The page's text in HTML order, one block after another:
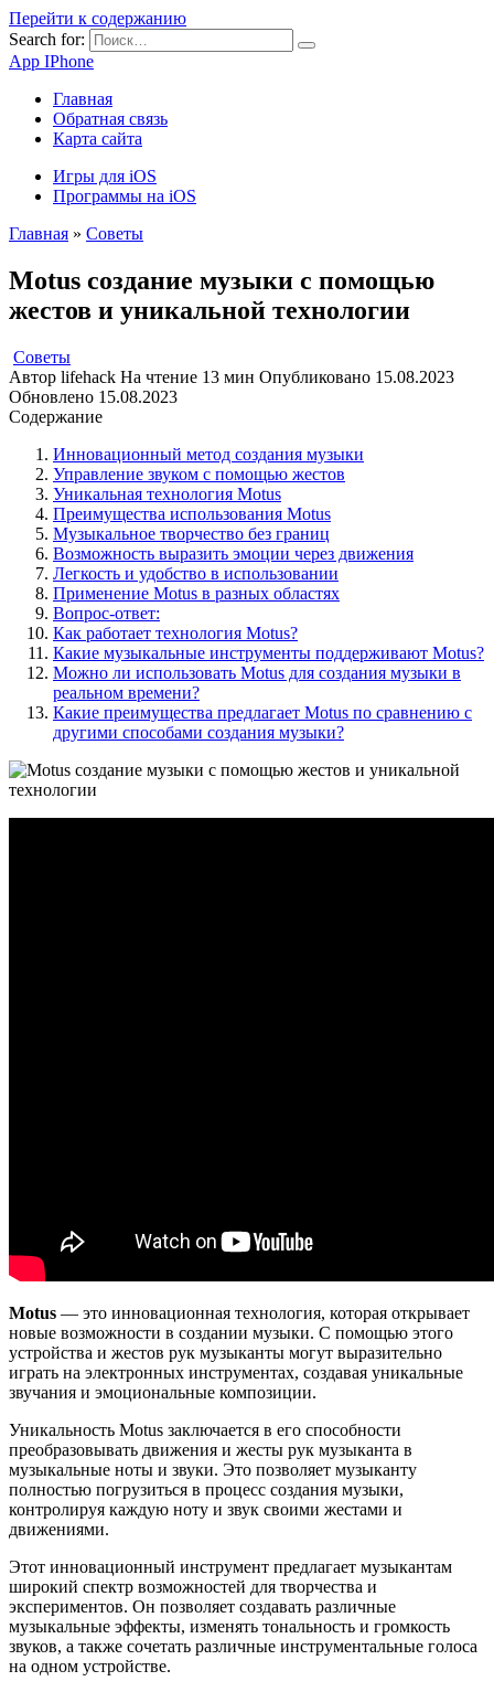
Перейти к содержанию
Search for:
App IPhone
Главная
Обратная связь
Карта сайта
Игры для iOS
Программы на iOS
Главная » Советы
Motus создание музыки с помощью
жестов и уникальной технологии
Советы
Автор lifehack На чтение 13 мин Опубликовано 15.08.2023
Обновлено 15.08.2023
Содержание
Инновационный метод создания музыки
Управление звуком с помощью жестов
Уникальная технология Motus
Преимущества использования Motus
Музыкальное творчество без границ
Возможность выразить эмоции через движения
Легкость и удобство в использовании
Применение Motus в разных областях
Вопрос-ответ:
Как работает технология Motus?
Какие музыкальные инструменты поддерживают Motus?
Можно ли использовать Motus для создания музыки в
реальном времени?
Какие преимущества предлагает Motus по сравнению с
другими способами создания музыки?
Motus — это инновационная технология, которая открывает
новые возможности в создании музыки. С помощью этого
устройства и жестов рук музыканты могут выразительно
играть на электронных инструментах, создавая уникальные
звучания и эмоциональные композиции.
Уникальность Motus заключается в его способности
преобразовывать движения и жесты рук музыканта в
музыкальные ноты и звуки. Это позволяет музыканту
полностью погрузиться в процесс создания музыки,
контролируя каждую ноту и звук своими жестами и
движениями.
Этот инновационный инструмент предлагает музыкантам
широкий спектр возможностей для творчества и
экспериментов. Он позволяет создавать различные
музыкальные эффекты, изменять тональность и громкость
звуков, а также сочетать различные инструментальные голоса
на одном устройстве.